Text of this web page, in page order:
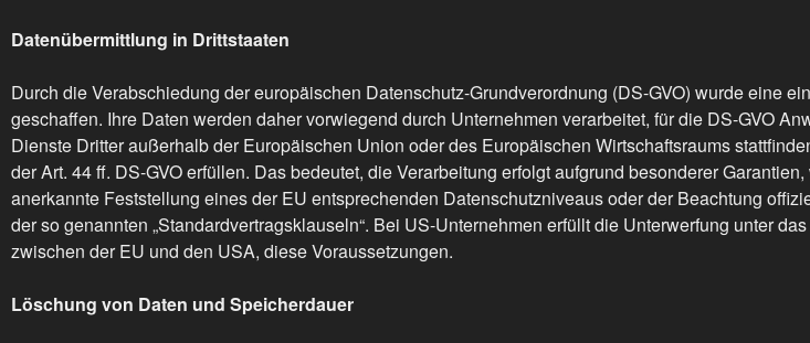
Datenübermittlung in Drittstaaten
Durch die Verabschiedung der europäischen Datenschutz-Grundverordnung (DS-GVO) wurde eine
geschaffen. Ihre Daten werden daher vorwiegend durch Unternehmen verarbeitet, für die DS-GVO
Dienste Dritter außerhalb der Europäischen Union oder des Europäischen Wirtschaftsraums
der Art. 44 ff. DS-GVO erfüllen. Das bedeutet, die Verarbeitung erfolgt aufgrund besonderer
anerkannte Feststellung eines der EU entsprechenden Datenschutzniveaus oder der Beachtung
der so genannten „Standardvertragsklauseln“. Bei US-Unternehmen erfüllt die Unterwerfung unter
zwischen der EU und den USA, diese Voraussetzungen.
Löschung von Daten und Speicherdauer